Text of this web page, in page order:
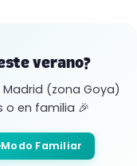
verano?
(zona Goya)
o en familia 🎉
Modo Familiar